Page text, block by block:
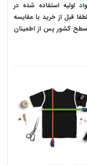
اولیه استفاده شده در
قبل از خرید با مقایسه
کشور پس از اطمینان